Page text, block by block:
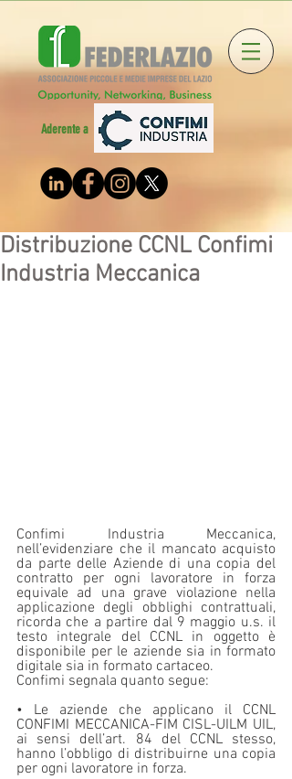
Aderente a
Distribuzione CCNL Confimi
Industria Meccanica
Confimi Industria Meccanica,
nell’evidenziare che il mancato acquisto
da parte delle Aziende di una copia del
contratto per ogni lavoratore in forza
equivale ad una grave violazione nella
applicazione degli obblighi contrattuali,
ricorda che a partire dal 9 maggio u.s. il
testo integrale del CCNL in oggetto è
disponibile per le aziende sia in formato
digitale sia in formato cartaceo.
Confimi segnala quanto segue:
• Le aziende che applicano il CCNL
CONFIMI MECCANICA-FIM CISL-UILM UIL,
ai sensi dell’art. 84 del CCNL stesso,
hanno l’obbligo di distribuirne una copia
per ogni lavoratore in forza.